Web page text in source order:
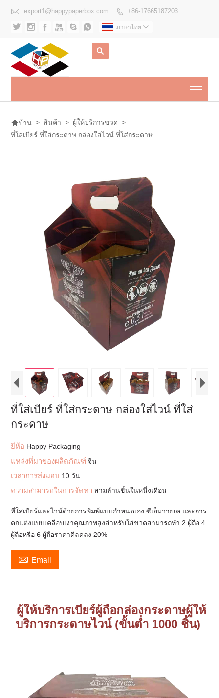
 export1@happypaperbox.com  +86-17665187203
      ภาษาไทย 

บ้าน > สินค้า > ผู้ให้บริการขวด >
ที่ใส่เบียร์ ที่ใส่กระดาษ กล่องใส่ไวน์ ที่ใส่กระดาษ
ที่ใส่เบียร์ ที่ใส่กระดาษ กล่องใส่ไวน์ ที่ใส่
กระดาษ
ยี่ห้อ Happy Packaging
แหล่งที่มาของผลิตภัณฑ์จีน
เวลาการส่งมอบ 10 วัน
ความสามารถในการจัดหา สามล้านชิ้นในหนึ่งเดือน
ที่ใส่เบียร์และไวน์ด้วยการพิมพ์แบบกำหนดเอง ซีเอ็มวายเค และการ
ตกแต่งแบบเคลือบเงาคุณภาพสูงสำหรับใส่ขวดสามารถทำ 2 ผู้ถือ 4
ผู้ถือหรือ 6 ผู้ถือราคาดีลดลง 20%
 Email
ผู้ให้บริการเบียร์ผู้ถือกล่องกระดาษผู้ให้
บริการกระดาษไวน์ (ขั้นต่ำ 1000 ชิ้น)